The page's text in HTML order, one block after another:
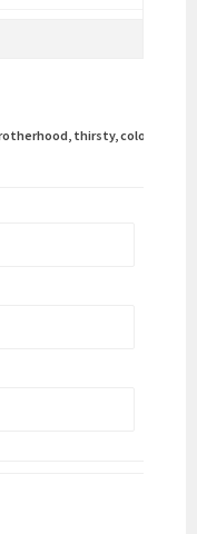
thirsty, colonic